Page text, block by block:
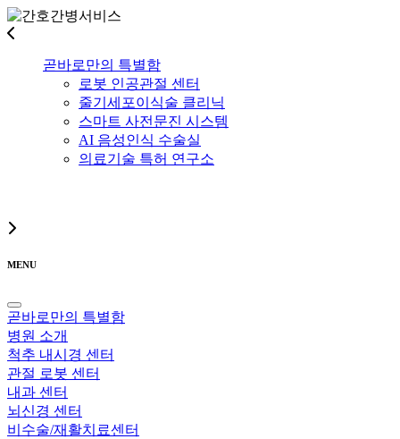
곧바로만의 특별함
로봇 인공관절 센터
줄기세포이식술 클리닉
스마트 사전문진 시스템
AI 음성인식 수술실
의료기술 특허 연구소
MENU
곧바로만의 특별함
병원 소개
척추 내시경 센터
관절 로봇 센터
내과 센터
뇌신경 센터
비수술/재활치료센터